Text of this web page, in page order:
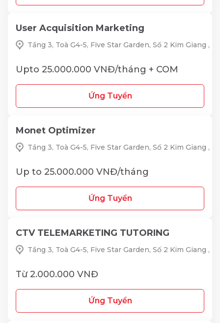
User Acquisition Marketing
Tầng 3, Toà G4-5, Five Star Garden, Số 2 Kim Giang ,
Upto 25.000.000 VNĐ/tháng + COM
Ứng Tuyển
Monet Optimizer
Tầng 3, Toà G4-5, Five Star Garden, Số 2 Kim Giang ,
Up to 25.000.000 VNĐ/tháng
Ứng Tuyển
CTV TELEMARKETING TUTORING
Tầng 3, Toà G4-5, Five Star Garden, Số 2 Kim Giang ,
Từ 2.000.000 VNĐ
Ứng Tuyển